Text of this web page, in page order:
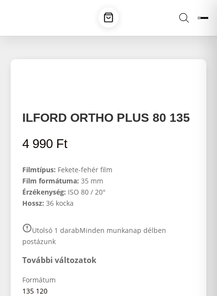
ILFORD ORTHO PLUS 80 135
4 990 Ft
Filmtípus: Fekete-fehér film
Film formátuma: 35 mm
Érzékenység: ISO 80 / 20°
Hossz: 36 kocka
Utolsó 1 darabMinden munkanap délben
postázunk
További változatok
Formátum
135 120